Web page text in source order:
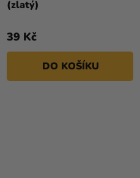
(zlatý)
39 Kč
DO KOŠÍKU